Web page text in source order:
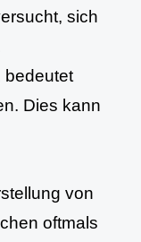
sich
bedeutet
Dies kann
von
oftmals